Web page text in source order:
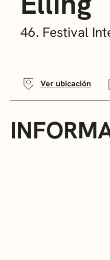
46. Festival
Ver ubicación